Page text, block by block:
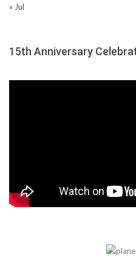
« Jul
15th Anniversary